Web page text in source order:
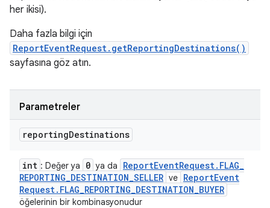
her ikisi).
Daha fazla bilgi için
ReportEventRequest.getReportingDestinations()
sayfasına göz atın.
Parametreler
reportingDestinations
int : Değer ya 0 ya da ReportEventRequest. FLAG_
REPORTING_DESTINATION_SELLER ve ReportEvent
Request. FLAG_REPORTING_DESTINATION_BUYER
öğelerinin bir kombinasyonudur